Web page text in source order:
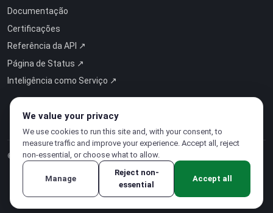
Documentação
Certificações
Referência da API ↗
Página de Status ↗
Inteligência como Serviço ↗
© 2026 CloudSigma Holding AG.Todos os direitos reservados
Política de Privacidade·Termos de Serviço
We value your privacy
We use cookies to run this site and, with your consent, to
measure traffic and improve your experience. Accept all, reject
non-essential, or choose what to allow.
Manage
Reject non-
essential
Accept all